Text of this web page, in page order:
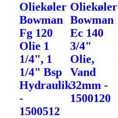
Oliekøler
Bowman
Fg 120
Olie 1
1/4", 1
1/4" Bsp
Hydraulik
-
1500512
Oliekøler
Bowman
Ec 140
3/4"
Olie,
Vand
32mm -
1500120